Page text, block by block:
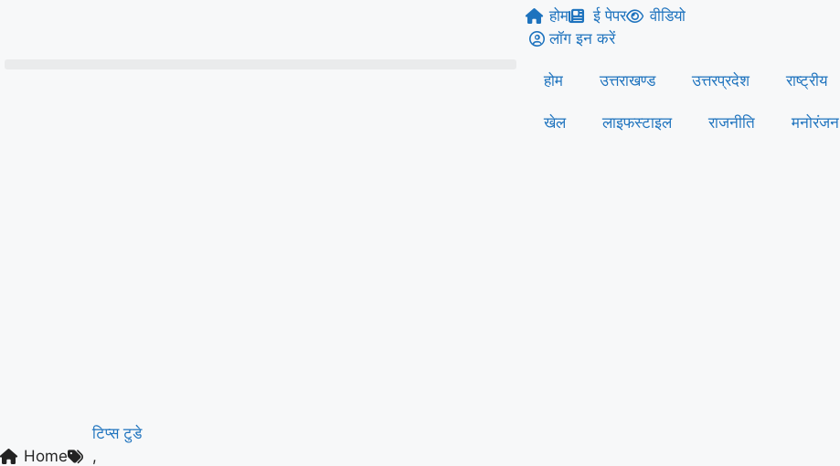
होम ई पेपर
वीडियो
लॉग इन करें
होम उत्तराखण्ड उत्तरप्रदेश राष्ट्रीय
खेल लाइफस्‍टाइल राजनीति मनोरंजन
Home
टिप्स टुडे
,